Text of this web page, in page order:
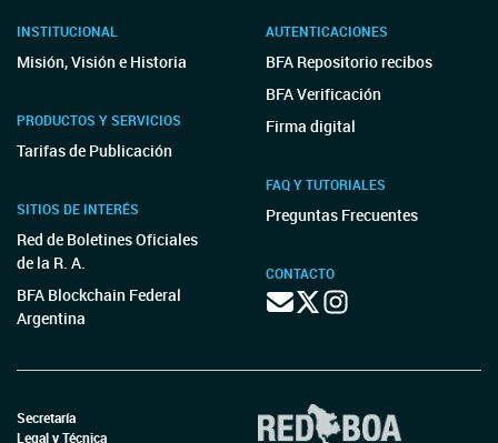
INSTITUCIONAL
Misión, Visión e Historia
PRODUCTOS Y SERVICIOS
Tarifas de Publicación
SITIOS DE INTERÉS
Red de Boletines Oficiales
de la R. A.
BFA Blockchain Federal
Argentina
AUTENTICACIONES
BFA Repositorio recibos
BFA Verificación
Firma digital
FAQ Y TUTORIALES
Preguntas Frecuentes
CONTACTO
Secretaría
Legal y Técnica